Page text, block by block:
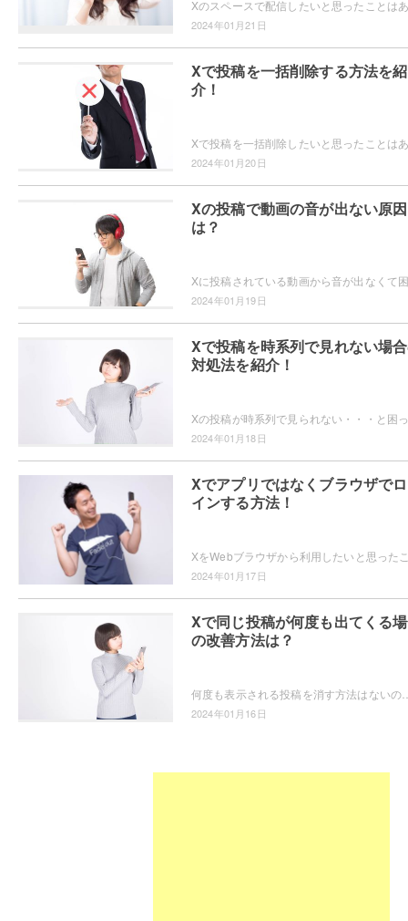
2024年01月21日
Xで投稿を一括削除する方法を紹
介！
2024年01月20日
Xの投稿で動画の音が出ない原因
は？
2024年01月19日
Xで投稿を時系列で見れない場
対処法を紹介！
2024年01月18日
Xでアプリではなくブラウザで
インする方法！
2024年01月17日
Xで同じ投稿が何度も出てくる
の改善方法は？
2024年01月16日